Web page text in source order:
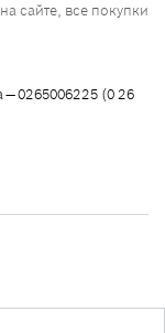
— 0265006225 (0 26
сайте, все покупки